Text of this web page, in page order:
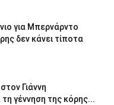
για Μπερνάρντο
δεν κάνει τίποτα
Γιάννη
γέννηση της κόρης...